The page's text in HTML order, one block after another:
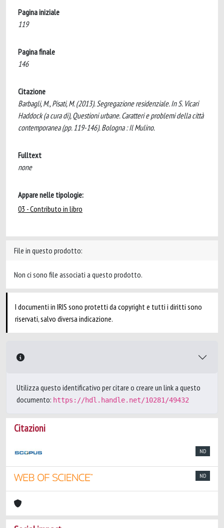
Pagina iniziale
119
Pagina finale
146
Citazione
Barbagli, M., Pisati, M. (2013). Segregazione residenziale. In S. Vicari
Haddock (a cura di), Questioni urbane. Caratteri e problemi della città
contemporanea (pp. 119-146). Bologna : Il Mulino.
Fulltext
none
Appare nelle tipologie:
03 - Contributo in libro
File in questo prodotto:
Non ci sono file associati a questo prodotto.
I documenti in IRIS sono protetti da copyright e tutti i diritti sono
riservati, salvo diversa indicazione.
Utilizza questo identificativo per citare o creare un link a questo
documento: https://hdl.handle.net/10281/49432
Citazioni
ND
ND